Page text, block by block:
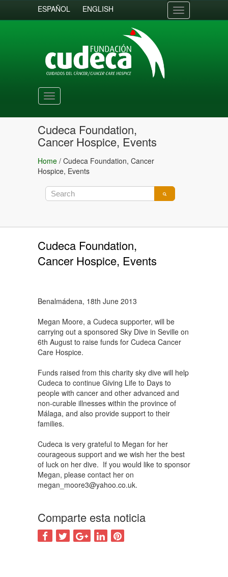
ESPAÑOL ENGLISH
Toggle
navigation
Toggle
navigation
Cudeca Foundation,
Cancer Hospice, Events
Home / Cudeca Foundation, Cancer
Hospice, Events
Cudeca Foundation,
Cancer Hospice, Events
Benalmádena, 18th June 2013
Megan Moore, a Cudeca supporter, will be
carrying out a sponsored Sky Dive in Seville on
6th August to raise funds for Cudeca Cancer
Care Hospice.
Funds raised from this charity sky dive will help
Cudeca to continue Giving Life to Days to
people with cancer and other advanced and
non-curable illnesses within the province of
Málaga, and also provide support to their
families.
Cudeca is very grateful to Megan for her
courageous support and we wish her the best
of luck on her dive. If you would like to sponsor
Megan, please contact her on
megan_moore3@yahoo.co.uk.
Comparte esta noticia